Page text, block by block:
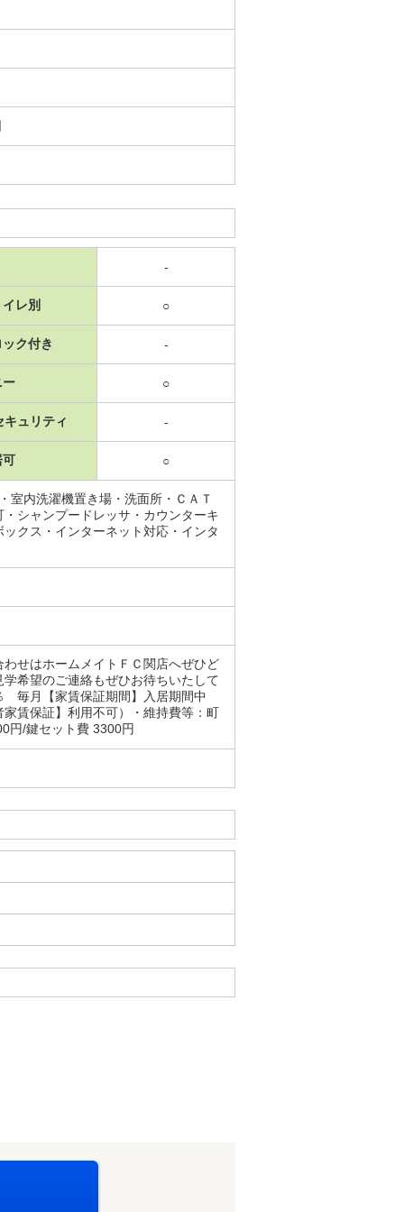
-
レ別 ○
ク付き -
ー ○
キュリティ -
可 ○
室内洗濯機置き場・洗面所・ＣＡＴ
シャンプードレッサ・カウンターキ
クス・インターネット対応・インタ
せはホームメイトＦＣ関店へぜひど
希望のご連絡もぜひお待ちいたして
毎月【家賃保証期間】入居期間中
賃保証】利用不可）・維持費等：町
円/鍵セット費 3300円